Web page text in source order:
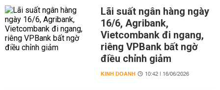
Lãi suất ngân hàng ngày
16/6, Agribank,
Vietcombank đi ngang,
riêng VPBank bất ngờ
điều chỉnh giảm
KINH DOANH 10:42 | 16/06/2026